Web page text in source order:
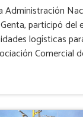
Administración
participó del
logísticas
Comercial